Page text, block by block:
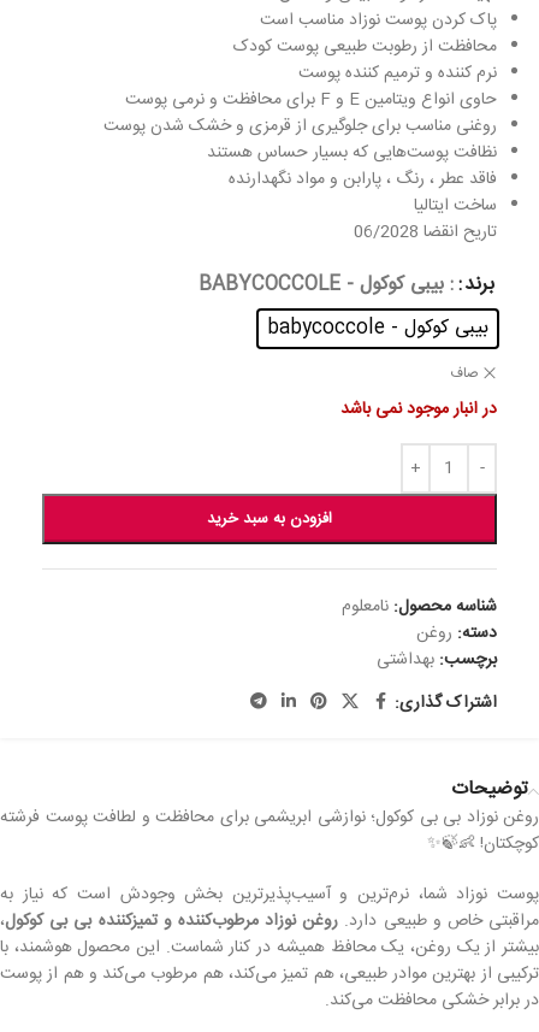
پاک کردن پوست نوزاد مناسب است
محافظت از رطوبت طبیعی پوست کودک
نرم کننده و ترمیم کننده پوست
حاوی انواع ویتامین E و F برای محافظت و نرمی پوست
روغنی مناسب برای جلوگیری از قرمزی و خشک شدن پوست
نظافت پوست‌هایی که بسیار حساس هستند
فاقد عطر ، رنگ ، پارابن و مواد نگهدارنده
ساخت ایتالیا
تاریح انقضا 06/2028
برند : بیبی کوکول - BABYCOCCOLE
بیبی کوکول - babycoccole
صاف
در انبار موجود نمی باشد
افزودن به سبد خرید
شناسه محصول: نامعلوم
دسته: روغن
برچسب: بهداشتی
اشتراک گذاری:
توضیحات
روغن نوزاد بی بی کوکول؛ نوازشی ابریشمی برای محافظت و لطافت پوست فرشته
کوچکتان! 👶🍃✨
پوست نوزاد شما، نرم‌ترین و آسیب‌پذیرترین بخش وجودش است که نیاز به
مراقبتی خاص و طبیعی دارد. روغن نوزاد مرطوب‌کننده و تمیزکننده بی بی کوکول،
بیشتر از یک روغن، یک محافظ همیشه در کنار شماست. این محصول هوشمند، با
ترکیبی از بهترین موادر طبیعی، هم تمیز می‌کند، هم مرطوب می‌کند و هم از پوست
در برابر خشکی محافظت می‌کند.